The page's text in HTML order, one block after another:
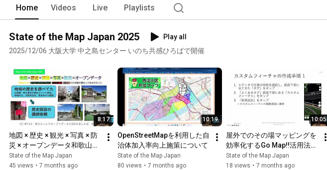
Home Videos Live Playlists
State of the Map Japan 2025
Play all
2025/12/06 大阪大学 中之島センター いのち共感ひろばで開催
8:17
地図 × 歴史 × 観光 × 写真 × 防
災 × オープンデータ和歌山大
学･マッピングパーティー･
PTA･地域･公民館での活動が
State of the Map Japan
45 views • 7 months ago
10:19
OpenStreetMapを利用した自
治体加入率向上施策について
State of the Map Japan
80 views • 7 months ago
10:05
屋外でのその場マッピングを
効率化するGo Map!!活用法の
紹介
State of the Map Japan
18 views • 7 months ago